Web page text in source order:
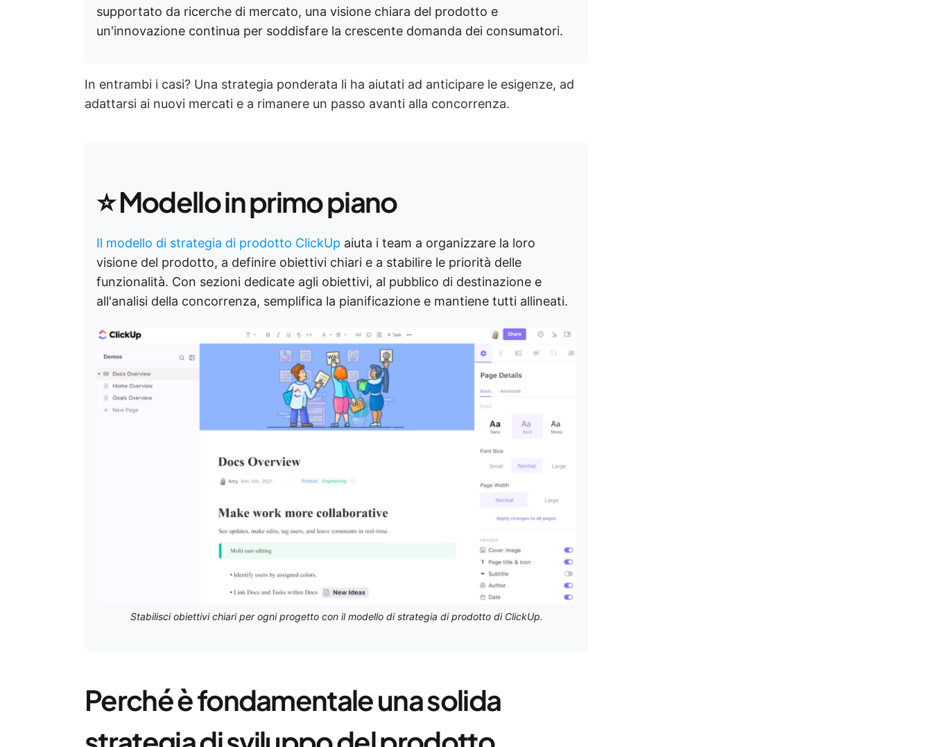
supportato da ricerche di mercato, una visione chiara del prodotto e
un'innovazione continua per soddisfare la crescente domanda dei consumatori.
In entrambi i casi? Una strategia ponderata li ha aiutati ad anticipare le esigenze, ad
adattarsi ai nuovi mercati e a rimanere un passo avanti alla concorrenza.
⭐ Modello in primo piano
Il modello di strategia di prodotto ClickUp aiuta i team a organizzare la loro
visione del prodotto, a definire obiettivi chiari e a stabilire le priorità delle
funzionalità. Con sezioni dedicate agli obiettivi, al pubblico di destinazione e
all'analisi della concorrenza, semplifica la pianificazione e mantiene tutti allineati.
Stabilisci obiettivi chiari per ogni progetto con il modello di strategia di prodotto di ClickUp.
Perché è fondamentale una solida